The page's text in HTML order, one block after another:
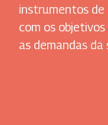
instrumentos de
com os
as demandas da